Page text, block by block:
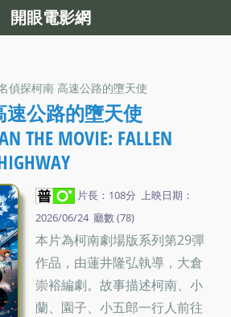
偵探柯南 高速公路的墮天使
公路的墮天使
THE MOVIE: FALLEN
片長：108分 上映日期：
2026/06/24 廳數 (78)
本片為柯南劇場版系列第29彈
作品，由蓮井隆弘執導，大倉
崇裕編劇。故事描述柯南、小
蘭、園子、小五郎一行人前往
開眼電影網